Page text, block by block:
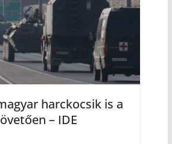
harckocsik is a
– IDE